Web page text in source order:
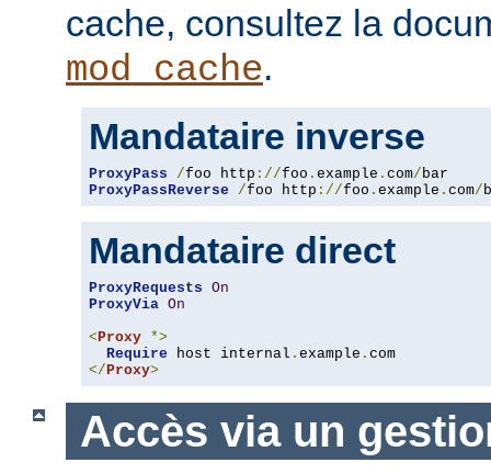
cache, consultez la
mod_cache.
Mandataire inverse
ProxyPass /foo http ://foo . example . com/
ProxyPassReverse
/foo http ://foo . example . com/
Mandataire direct
ProxyRequests On
ProxyVia On
< Proxy *>
Require host internal . example .
</ Proxy>
Accès via un